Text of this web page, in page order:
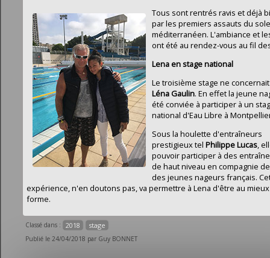
Tous sont rentrés ravis et déjà
par les premiers assauts du
méditerranéen. L'ambiance et
ont été au rendez-vous au fil
Lena en stage national
Le troisième stage ne
Léna Gaulin. En effet la jeune
été conviée à participer à un
national d'Eau Libre à
Sous la houlette d'entraîneurs
prestigieux tel Philippe Lucas ,
pouvoir participer à des
de haut niveau en compagnie
des jeunes nageurs français.
expérience, n'en doutons pas, va permettre à Lena d'être au
forme.
Classé dans : 2018 stage
Publié le 24/04/2018 par Guy BONNET